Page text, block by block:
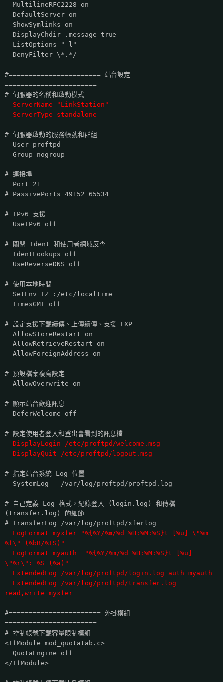
MultilineRFC2228 on
DefaultServer on
ShowSymlinks on
DisplayChdir .message true
ListOptions "-l"
DenyFilter \*.*/
#======================= 站台設定
=======================
# 伺服器的名稱和啟動模式
ServerName "LinkStation"
ServerType standalone
# 伺服器啟動的服務帳號和群組
User proftpd
Group nogroup
# 連接埠
Port 21
# PassivePorts 49152 65534
# IPv6 支援
UseIPv6 off
# 關閉 Ident 和使用者網域反查
IdentLookups off
UseReverseDNS off
# 使用本地時間
SetEnv TZ :/etc/localtime
TimesGMT off
# 設定支援下載續傳、上傳續傳、支援 FXP
AllowStoreRestart on
AllowRetrieveRestart on
AllowForeignAddress on
# 預設檔案複寫設定
AllowOverwrite on
# 顯示站台歡迎訊息
DeferWelcome off
# 設定使用者登入和登出會看到的訊息檔
DisplayLogin /etc/proftpd/welcome.msg
DisplayQuit /etc/proftpd/logout.msg
# 指定站台系統 Log 位置
SystemLog /var/log/proftpd/proftpd.log
# 自己定義 Log 格式，紀錄登入 (login.log) 和傳檔
(transfer.log) 的細節
# TransferLog /var/log/proftpd/xferlog
LogFormat myxfer "%{%Y/%m/%d %H:%M:%S}t [%u] \"%m
%f\" (%bB/%TS)"
LogFormat myauth "%{%Y/%m/%d %H:%M:%S}t [%u]
\"%r\": %S (%a)"
ExtendedLog /var/log/proftpd/login.log auth myauth
ExtendedLog /var/log/proftpd/transfer.log
read,write myxfer
#======================= 外掛模組
=======================
# 控制帳號下載容量限制模組
<IfModule mod_quotatab.c>
QuotaEngine off
</IfModule>